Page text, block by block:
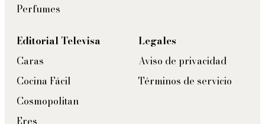
Perfumes
Editorial Televisa
Caras
Cocina Fácil
Cosmopolitan
Eres
Legales
Aviso de privacidad
Términos de servicio